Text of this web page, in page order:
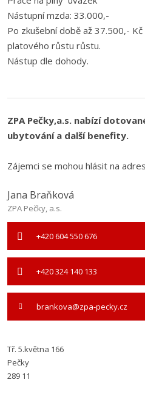
Nástupní mzda: 33.000,-
Po zkušební době až 37.500,-
platového růstu růstu.
Nástup dle dohody.
ZPA Pečky,a.s. nabízí
ubytování a další benefity.
Zájemci se mohou hlásit na
Jana Braňková
ZPA Pečky, a.s.
+420 604 550 676
+420 324 140 133
brankova@zpa-pecky.cz
Tř. 5.května 166
Pečky
289 11